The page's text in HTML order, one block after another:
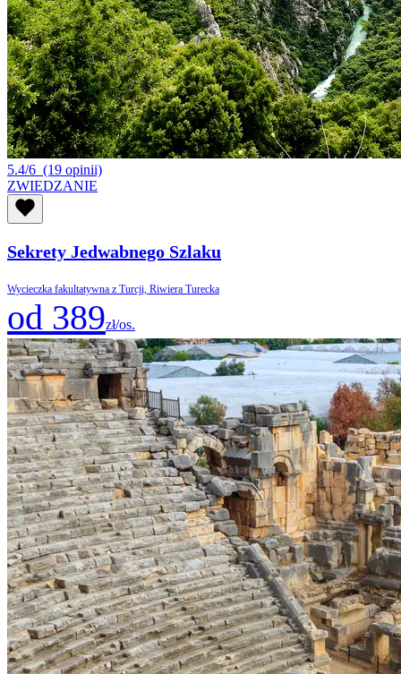
5.4/6 (19 opinii)
ZWIEDZANIE
Sekrety Jedwabnego Szlaku
Wycieczka fakultatywna z Turcji, Riwiera Turecka
od 389zł/os.